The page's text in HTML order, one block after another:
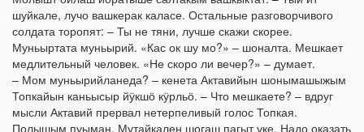
шуйкале, лучо вашкерак каласе. Остальные разговорчивого
солдата торопят: – Ты не тяни, лучше скажи скорее.
Муньыртата муньырий. «Кас ок шу мо?» – шоналта. Мешкает
медлительный человек. «Не скоро ли вечер?» – думает.
– Мом муньырийланеда? – кенета Актавийын шонымашыжым
Топкайын каньысыр йӱкшӧ кӱрльӧ. – Что мешкаете? – вдруг
мысли Актавий прервал нетерпеливый голос Топкая.
Полышым пуыман. Мутайкален шогаш пагыт уке. Надо оказать